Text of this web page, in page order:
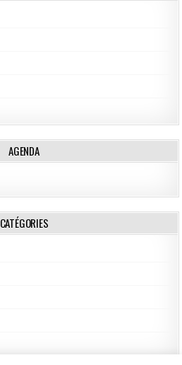
AGENDA
CATÉGORIES